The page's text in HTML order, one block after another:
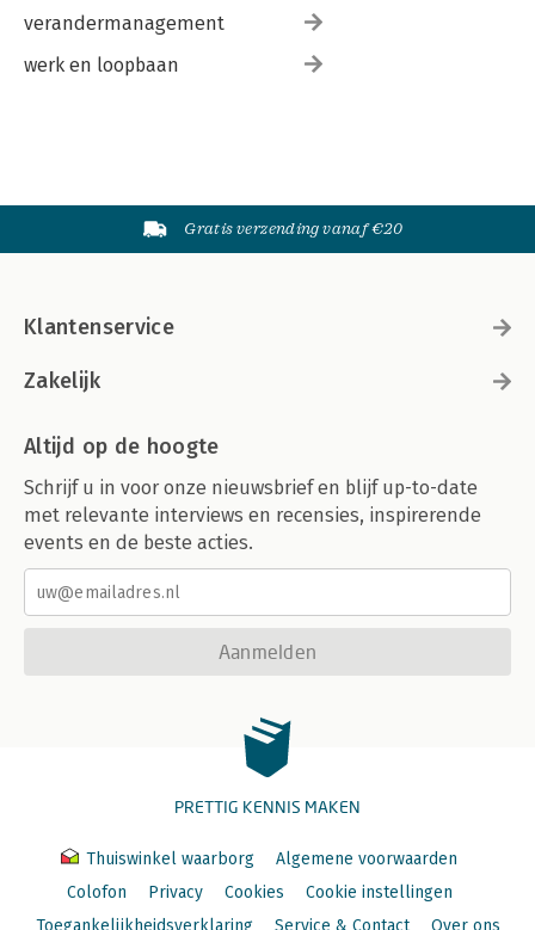
verandermanagement
werk en loopbaan
Gratis verzending vanaf €20
Klantenservice
Zakelijk
Altijd op de hoogte
Schrijf u in voor onze nieuwsbrief en blijf up-to-date
met relevante interviews en recensies, inspirerende
events en de beste acties.
Aanmelden
PRETTIG KENNIS MAKEN
Thuiswinkel waarborg
Algemene voorwaarden
Colofon
Privacy Cookies
Cookie instellingen
Toegankelijkheidsverklaring
Service & Contact Over ons